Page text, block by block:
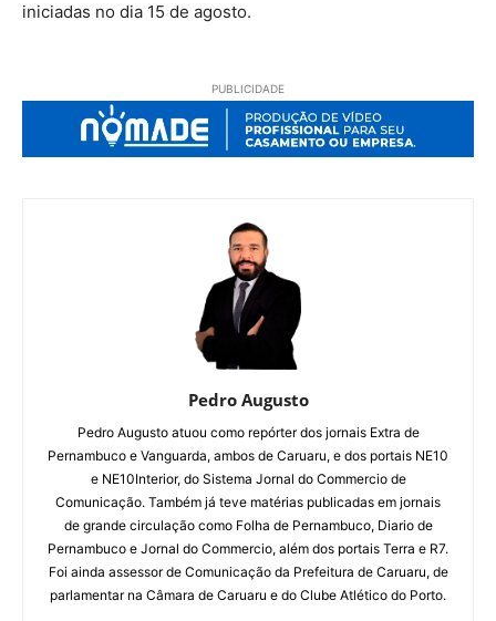
iniciadas no dia 15 de agosto.
PUBLICIDADE
Pedro Augusto
Pedro Augusto atuou como repórter dos jornais Extra de
Pernambuco e Vanguarda, ambos de Caruaru, e dos portais NE10
e NE10Interior, do Sistema Jornal do Commercio de
Comunicação. Também já teve matérias publicadas em jornais
de grande circulação como Folha de Pernambuco, Diario de
Pernambuco e Jornal do Commercio, além dos portais Terra e R7.
Foi ainda assessor de Comunicação da Prefeitura de Caruaru, de
parlamentar na Câmara de Caruaru e do Clube Atlético do Porto.